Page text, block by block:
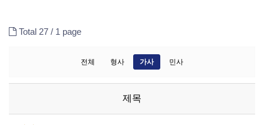
Total 27 / 1 page
전체 형사 가사 민사
제목